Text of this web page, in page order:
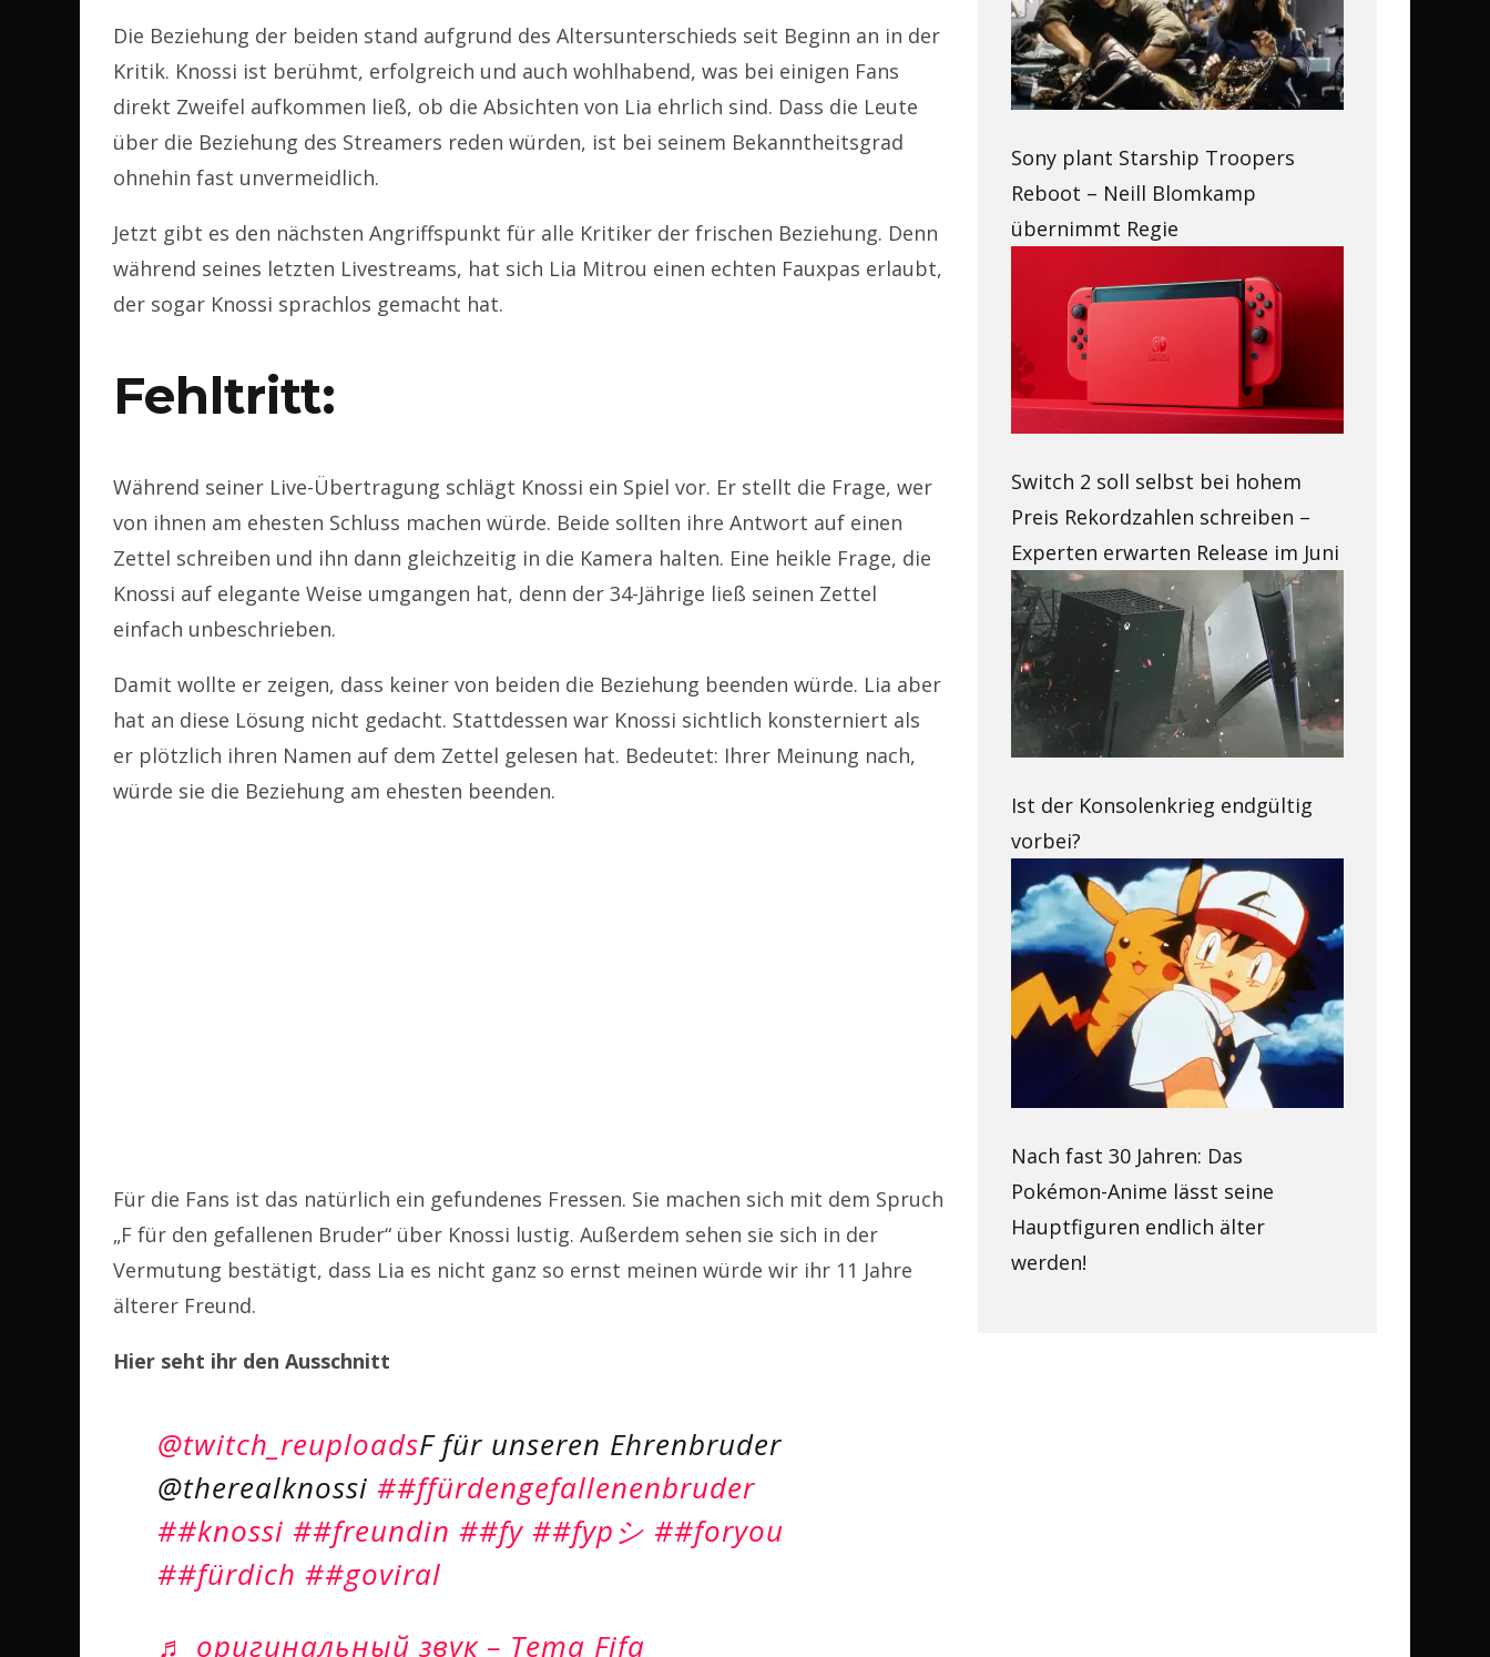
Die Beziehung der beiden stand aufgrund des Altersunterschieds seit Beginn an in der
Kritik. Knossi ist berühmt, erfolgreich und auch wohlhabend, was bei einigen Fans
direkt Zweifel aufkommen ließ, ob die Absichten von Lia ehrlich sind. Dass die Leute
über die Beziehung des Streamers reden würden, ist bei seinem Bekanntheitsgrad
ohnehin fast unvermeidlich.
Jetzt gibt es den nächsten Angriffspunkt für alle Kritiker der frischen Beziehung. Denn
während seines letzten Livestreams, hat sich Lia Mitrou einen echten Fauxpas erlaubt,
der sogar Knossi sprachlos gemacht hat.
Fehltritt:
Während seiner Live-Übertragung schlägt Knossi ein Spiel vor. Er stellt die Frage, wer
von ihnen am ehesten Schluss machen würde. Beide sollten ihre Antwort auf einen
Zettel schreiben und ihn dann gleichzeitig in die Kamera halten. Eine heikle Frage, die
Knossi auf elegante Weise umgangen hat, denn der 34-Jährige ließ seinen Zettel
einfach unbeschrieben.
Damit wollte er zeigen, dass keiner von beiden die Beziehung beenden würde. Lia aber
hat an diese Lösung nicht gedacht. Stattdessen war Knossi sichtlich konsterniert als
er plötzlich ihren Namen auf dem Zettel gelesen hat. Bedeutet: Ihrer Meinung nach,
würde sie die Beziehung am ehesten beenden.
Für die Fans ist das natürlich ein gefundenes Fressen. Sie machen sich mit dem Spruch
„F für den gefallenen Bruder“ über Knossi lustig. Außerdem sehen sie sich in der
Vermutung bestätigt, dass Lia es nicht ganz so ernst meinen würde wir ihr 11 Jahre
älterer Freund.
Hier seht ihr den Ausschnitt
@twitch_reuploadsF für unseren Ehrenbruder
@therealknossi ##ffürdengefallenenbruder
##knossi ##freundin ##fy ##fypシ ##foryou
##fürdich ##goviral
♬ оригинальный звук – Tema Fifa
Sony plant Starship Troopers
Reboot – Neill Blomkamp
übernimmt Regie
Switch 2 soll selbst bei hohem
Preis Rekordzahlen schreiben –
Experten erwarten Release im Juni
Ist der Konsolenkrieg endgültig
vorbei?
Nach fast 30 Jahren: Das
Pokémon-Anime lässt seine
Hauptfiguren endlich älter
werden!